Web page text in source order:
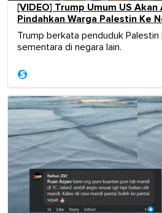
[VIDEO] Trump Umum US Akan
Pindahkan Warga Palestin Ke
Trump berkata penduduk
sementara di negara lain.